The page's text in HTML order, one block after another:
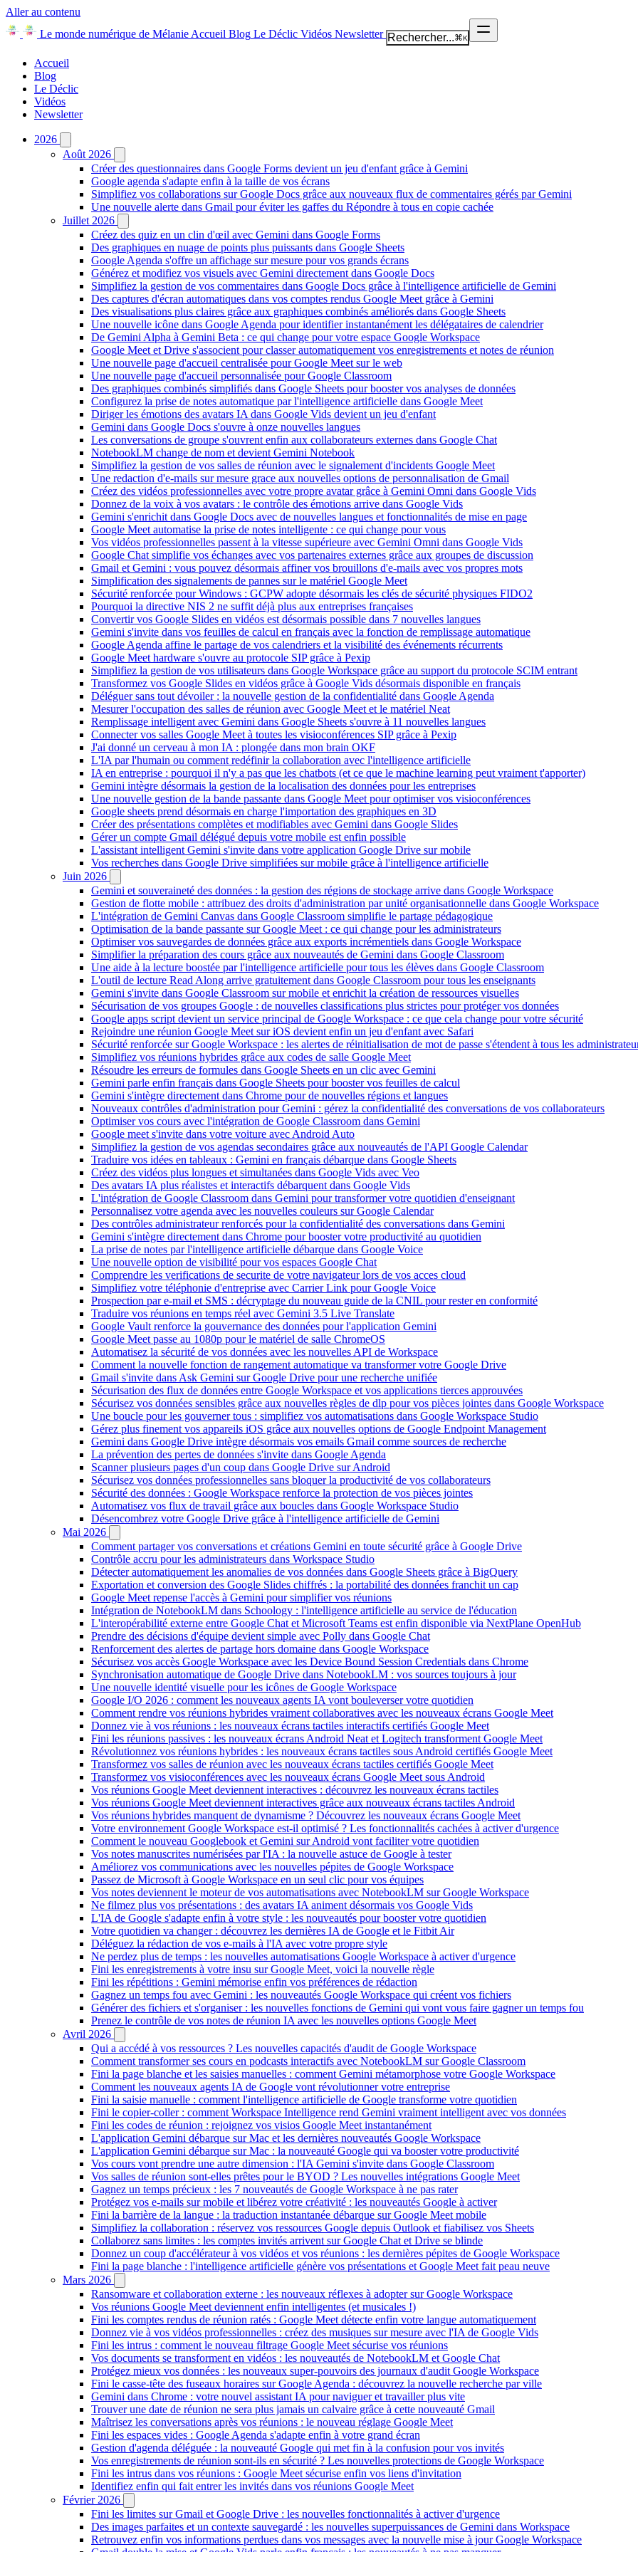
Aller au contenu
Le monde numérique de Mélanie Accueil Blog Le Déclic Vidéos Newsletter Rechercher...⌘K
Accueil
Blog
Le Déclic
Vidéos
Newsletter
2026
Août 2026
Créer des questionnaires dans Google Forms devient un jeu d'enfant grâce à Gemini
Google agenda s'adapte enfin à la taille de vos écrans
Simplifiez vos collaborations sur Google Docs grâce aux nouveaux flux de commentaires gérés par Gemini
Une nouvelle alerte dans Gmail pour éviter les gaffes du Répondre à tous en copie cachée
Juillet 2026
Créez des quiz en un clin d'œil avec Gemini dans Google Forms
Des graphiques en nuage de points plus puissants dans Google Sheets
Google Agenda s'offre un affichage sur mesure pour vos grands écrans
Générez et modifiez vos visuels avec Gemini directement dans Google Docs
Simplifiez la gestion de vos commentaires dans Google Docs grâce à l'intelligence artificielle de Gemini
Des captures d'écran automatiques dans vos comptes rendus Google Meet grâce à Gemini
Des visualisations plus claires grâce aux graphiques combinés améliorés dans Google Sheets
Une nouvelle icône dans Google Agenda pour identifier instantanément les délégataires de calendrier
De Gemini Alpha à Gemini Beta : ce qui change pour votre espace Google Workspace
Google Meet et Drive s'associent pour classer automatiquement vos enregistrements et notes de réunion
Une nouvelle page d'accueil centralisée pour Google Meet sur le web
Une nouvelle page d'accueil personnalisée pour Google Classroom
Des graphiques combinés simplifiés dans Google Sheets pour booster vos analyses de données
Configurez la prise de notes automatique par l'intelligence artificielle dans Google Meet
Diriger les émotions des avatars IA dans Google Vids devient un jeu d'enfant
Gemini dans Google Docs s'ouvre à onze nouvelles langues
Les conversations de groupe s'ouvrent enfin aux collaborateurs externes dans Google Chat
NotebookLM change de nom et devient Gemini Notebook
Simplifiez la gestion de vos salles de réunion avec le signalement d'incidents Google Meet
Une redaction d'e-mails sur mesure grace aux nouvelles options de personnalisation de Gmail
Créez des vidéos professionnelles avec votre propre avatar grâce à Gemini Omni dans Google Vids
Donnez de la voix à vos avatars : le contrôle des émotions arrive dans Google Vids
Gemini s'enrichit dans Google Docs avec de nouvelles langues et fonctionnalités de mise en page
Google Meet automatise la prise de notes intelligente : ce qui change pour vous
Vos vidéos professionnelles passent à la vitesse supérieure avec Gemini Omni dans Google Vids
Google Chat simplifie vos échanges avec vos partenaires externes grâce aux groupes de discussion
Gmail et Gemini : vous pouvez désormais affiner vos brouillons d'e-mails avec vos propres mots
Simplification des signalements de pannes sur le matériel Google Meet
Sécurité renforcée pour Windows : GCPW adopte désormais les clés de sécurité physiques FIDO2
Pourquoi la directive NIS 2 ne suffit déjà plus aux entreprises françaises
Convertir vos Google Slides en vidéos est désormais possible dans 7 nouvelles langues
Gemini s'invite dans vos feuilles de calcul en français avec la fonction de remplissage automatique
Google Agenda affine le partage de vos calendriers et la visibilité des événements récurrents
Google Meet hardware s'ouvre au protocole SIP grâce à Pexip
Simplifiez la gestion de vos utilisateurs dans Google Workspace grâce au support du protocole SCIM entrant
Transformez vos Google Slides en vidéos grâce à Google Vids désormais disponible en français
Déléguer sans tout dévoiler : la nouvelle gestion de la confidentialité dans Google Agenda
Mesurer l'occupation des salles de réunion avec Google Meet et le matériel Neat
Remplissage intelligent avec Gemini dans Google Sheets s'ouvre à 11 nouvelles langues
Connecter vos salles Google Meet à toutes les visioconférences SIP grâce à Pexip
J'ai donné un cerveau à mon IA : plongée dans mon brain OKF
L'IA par l'humain ou comment redéfinir la collaboration avec l'intelligence artificielle
IA en entreprise : pourquoi il n'y a pas que les chatbots (et ce que le machine learning peut vraiment t'apporter)
Gemini intègre désormais la gestion de la localisation des données pour les entreprises
Une nouvelle gestion de la bande passante dans Google Meet pour optimiser vos visioconférences
Google sheets prend désormais en charge l'importation des graphiques en 3D
Créer des présentations complètes et modifiables avec Gemini dans Google Slides
Gérer un compte Gmail délégué depuis votre mobile est enfin possible
L'assistant intelligent Gemini s'invite dans votre application Google Drive sur mobile
Vos recherches dans Google Drive simplifiées sur mobile grâce à l'intelligence artificielle
Juin 2026
Gemini et souveraineté des données : la gestion des régions de stockage arrive dans Google Workspace
Gestion de flotte mobile : attribuez des droits d'administration par unité organisationnelle dans Google Workspace
L'intégration de Gemini Canvas dans Google Classroom simplifie le partage pédagogique
Optimisation de la bande passante sur Google Meet : ce qui change pour les administrateurs
Optimiser vos sauvegardes de données grâce aux exports incrémentiels dans Google Workspace
Simplifier la préparation des cours grâce aux nouveautés de Gemini dans Google Classroom
Une aide à la lecture boostée par l'intelligence artificielle pour tous les élèves dans Google Classroom
L'outil de lecture Read Along arrive gratuitement dans Google Classroom pour tous les enseignants
Gemini s'invite dans Google Classroom sur mobile et enrichit la création de ressources visuelles
Sécurisation de vos groupes Google : de nouvelles classifications plus strictes pour protéger vos données
Google apps script devient un service principal de Google Workspace : ce que cela change pour votre sécurité
Rejoindre une réunion Google Meet sur iOS devient enfin un jeu d'enfant avec Safari
Sécurité renforcée sur Google Workspace : les alertes de réinitialisation de mot de passe s'étendent à tous les
Simplifiez vos réunions hybrides grâce aux codes de salle Google Meet
Résoudre les erreurs de formules dans Google Sheets en un clic avec Gemini
Gemini parle enfin français dans Google Sheets pour booster vos feuilles de calcul
Gemini s'intègre directement dans Chrome pour de nouvelles régions et langues
Nouveaux contrôles d'administration pour Gemini : gérez la confidentialité des conversations de vos collaborateurs
Optimiser vos cours avec l'intégration de Google Classroom dans Gemini
Google meet s'invite dans votre voiture avec Android Auto
Simplifiez la gestion de vos agendas secondaires grâce aux nouveautés de l'API Google Calendar
Traduire vos idées en tableaux : Gemini en français débarque dans Google Sheets
Créez des vidéos plus longues et simultanées dans Google Vids avec Veo
Des avatars IA plus réalistes et interactifs débarquent dans Google Vids
L'intégration de Google Classroom dans Gemini pour transformer votre quotidien d'enseignant
Personnalisez votre agenda avec les nouvelles couleurs sur Google Calendar
Des contrôles administrateur renforcés pour la confidentialité des conversations dans Gemini
Gemini s'intègre directement dans Chrome pour booster votre productivité au quotidien
La prise de notes par l'intelligence artificielle débarque dans Google Voice
Une nouvelle option de visibilité pour vos espaces Google Chat
Comprendre les verifications de securite de votre navigateur lors de vos acces cloud
Simplifiez votre téléphonie d'entreprise avec Carrier Link pour Google Voice
Prospection par e-mail et SMS : décryptage du nouveau guide de la CNIL pour rester en conformité
Traduire vos réunions en temps réel avec Gemini 3.5 Live Translate
Google Vault renforce la gouvernance des données pour l'application Gemini
Google Meet passe au 1080p pour le matériel de salle ChromeOS
Automatisez la sécurité de vos données avec les nouvelles API de Workspace
Comment la nouvelle fonction de rangement automatique va transformer votre Google Drive
Gmail s'invite dans Ask Gemini sur Google Drive pour une recherche unifiée
Sécurisation des flux de données entre Google Workspace et vos applications tierces approuvées
Sécurisez vos données sensibles grâce aux nouvelles règles de dlp pour vos pièces jointes dans Google Workspace
Une boucle pour les gouverner tous : simplifiez vos automatisations dans Google Workspace Studio
Gérez plus finement vos appareils iOS grâce aux nouvelles options de Google Endpoint Management
Gemini dans Google Drive intègre désormais vos emails Gmail comme sources de recherche
La prévention des pertes de données s'invite dans Google Agenda
Scanner plusieurs pages d'un coup dans Google Drive sur Android
Sécurisez vos données professionnelles sans bloquer la productivité de vos collaborateurs
Sécurité des données : Google Workspace renforce la protection de vos pièces jointes
Automatisez vos flux de travail grâce aux boucles dans Google Workspace Studio
Désencombrez votre Google Drive grâce à l'intelligence artificielle de Gemini
Mai 2026
Comment partager vos conversations et créations Gemini en toute sécurité grâce à Google Drive
Contrôle accru pour les administrateurs dans Workspace Studio
Détecter automatiquement les anomalies de vos données dans Google Sheets grâce à BigQuery
Exportation et conversion des Google Slides chiffrés : la portabilité des données franchit un cap
Google Meet repense l'accès à Gemini pour simplifier vos réunions
Intégration de NotebookLM dans Schoology : l'intelligence artificielle au service de l'éducation
L'interopérabilité externe entre Google Chat et Microsoft Teams est enfin disponible via NextPlane OpenHub
Prendre des décisions d'équipe devient simple avec Polly dans Google Chat
Renforcement des alertes de partage hors domaine dans Google Workspace
Sécurisez vos accès Google Workspace avec les Device Bound Session Credentials dans Chrome
Synchronisation automatique de Google Drive dans NotebookLM : vos sources toujours à jour
Une nouvelle identité visuelle pour les icônes de Google Workspace
Google I/O 2026 : comment les nouveaux agents IA vont bouleverser votre quotidien
Comment rendre vos réunions hybrides vraiment collaboratives avec les nouveaux écrans Google Meet
Donnez vie à vos réunions : les nouveaux écrans tactiles interactifs certifiés Google Meet
Fini les réunions passives : les nouveaux écrans Android Neat et Logitech transforment Google Meet
Révolutionnez vos réunions hybrides : les nouveaux écrans tactiles sous Android certifiés Google Meet
Transformez vos salles de réunion avec les nouveaux écrans tactiles certifiés Google Meet
Transformez vos visioconférences avec les nouveaux écrans Google Meet sous Android
Vos réunions Google Meet deviennent interactives : découvrez les nouveaux écrans tactiles
Vos réunions Google Meet deviennent interactives grâce aux nouveaux écrans tactiles Android
Vos réunions hybrides manquent de dynamisme ? Découvrez les nouveaux écrans Google Meet
Votre environnement Google Workspace est-il optimisé ? Les fonctionnalités cachées à activer d'urgence
Comment le nouveau Googlebook et Gemini sur Android vont faciliter votre quotidien
Vos notes manuscrites numérisées par l'IA : la nouvelle astuce de Google à tester
Améliorez vos communications avec les nouvelles pépites de Google Workspace
Passez de Microsoft à Google Workspace en un seul clic pour vos équipes
Vos notes deviennent le moteur de vos automatisations avec NotebookLM sur Google Workspace
Ne filmez plus vos présentations : des avatars IA animent désormais vos Google Vids
L'IA de Google s'adapte enfin à votre style : les nouveautés pour booster votre quotidien
Votre quotidien va changer : découvrez les dernières IA de Google et le Fitbit Air
Déléguez la rédaction de vos e-mails à l'IA avec votre propre style
Ne perdez plus de temps : les nouvelles automatisations Google Workspace à activer d'urgence
Fini les enregistrements à votre insu sur Google Meet, voici la nouvelle règle
Fini les répétitions : Gemini mémorise enfin vos préférences de rédaction
Gagnez un temps fou avec Gemini : les nouveautés Google Workspace qui créent vos fichiers
Générer des fichiers et s'organiser : les nouvelles fonctions de Gemini qui vont vous faire gagner un temps fou
Prenez le contrôle de vos notes de réunion IA avec les nouvelles options Google Meet
Avril 2026
Qui a accédé à vos ressources ? Les nouvelles capacités d'audit de Google Workspace
Comment transformer ses cours en podcasts interactifs avec NotebookLM sur Google Classroom
Fini la page blanche et les saisies manuelles : comment Gemini métamorphose votre Google Workspace
Comment les nouveaux agents IA de Google vont révolutionner votre entreprise
Fini la saisie manuelle : comment l'intelligence artificielle de Google transforme votre quotidien
Fini le copier-coller : comment Workspace Intelligence rend Gemini vraiment intelligent avec vos données
Fini les codes de réunion : rejoignez vos visios Google Meet instantanément
L'application Gemini débarque sur Mac et les dernières nouveautés Google Workspace
L'application Gemini débarque sur Mac : la nouveauté Google qui va booster votre productivité
Vos cours vont prendre une autre dimension : l'IA Gemini s'invite dans Google Classroom
Vos salles de réunion sont-elles prêtes pour le BYOD ? Les nouvelles intégrations Google Meet
Gagnez un temps précieux : les 7 nouveautés de Google Workspace à ne pas rater
Protégez vos e-mails sur mobile et libérez votre créativité : les nouveautés Google à activer
Fini la barrière de la langue : la traduction instantanée débarque sur Google Meet mobile
Simplifiez la collaboration : réservez vos ressources Google depuis Outlook et fiabilisez vos Sheets
Collaborez sans limites : les comptes invités arrivent sur Google Chat et Drive se blinde
Donnez un coup d'accélérateur à vos vidéos et vos réunions : les dernières pépites de Google Workspace
Fini la page blanche : l'intelligence artificielle génère vos présentations et Google Meet fait peau neuve
Mars 2026
Ransomware et collaboration externe : les nouveaux réflexes à adopter sur Google Workspace
Vos réunions Google Meet deviennent enfin intelligentes (et musicales !)
Fini les comptes rendus de réunion ratés : Google Meet détecte enfin votre langue automatiquement
Donnez vie à vos vidéos professionnelles : créez des musiques sur mesure avec l'IA de Google Vids
Fini les intrus : comment le nouveau filtrage Google Meet sécurise vos réunions
Vos documents se transforment en vidéos : les nouveautés de NotebookLM et Google Chat
Protégez mieux vos données : les nouveaux super-pouvoirs des journaux d'audit Google Workspace
Fini le casse-tête des fuseaux horaires sur Google Agenda : découvrez la nouvelle recherche par ville
Gemini dans Chrome : votre nouvel assistant IA pour naviguer et travailler plus vite
Trouver une date de réunion ne sera plus jamais un calvaire grâce à cette nouveauté Gmail
Maîtrisez les conversations après vos réunions : le nouveau réglage Google Meet
Fini les espaces vides : Google Agenda s'adapte enfin à votre grand écran
Gestion d'agenda déléguée : la nouveauté Google qui met fin à la confusion pour vos invités
Vos enregistrements de réunion sont-ils en sécurité ? Les nouvelles protections de Google Workspace
Fini les intrus dans vos réunions : Google Meet sécurise enfin vos liens d'invitation
Identifiez enfin qui fait entrer les invités dans vos réunions Google Meet
Février 2026
Fini les limites sur Gmail et Google Drive : les nouvelles fonctionnalités à activer d'urgence
Des images parfaites et un contexte sauvegardé : les nouvelles superpuissances de Gemini dans Workspace
Retrouvez enfin vos informations perdues dans vos messages avec la nouvelle mise à jour Google Workspace